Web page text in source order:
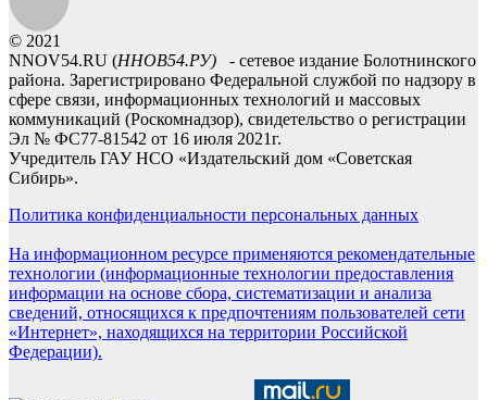
© 2021
NNOV54.RU (ННОВ54.РУ) - сетевое издание Болотнинского
района. Зарегистрировано Федеральной службой по надзору в
сфере связи, информационных технологий и массовых
коммуникаций (Роскомнадзор), свидетельство о регистрации
Эл № ФС77-81542 от 16 июля 2021г.
Учредитель ГАУ НСО «Издательский дом «Советская
Сибирь».
Политика конфиденциальности персональных данных
На информационном ресурсе применяются рекомендательные
технологии (информационные технологии предоставления
информации на основе сбора, систематизации и анализа
сведений, относящихся к предпочтениям пользователей сети
«Интернет», находящихся на территории Российской
Федерации).